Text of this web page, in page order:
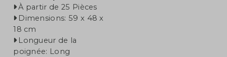
À partir de 25 Pièces
Dimensions: 59 x 48 x
18 cm
Longueur de la
poignée: Long